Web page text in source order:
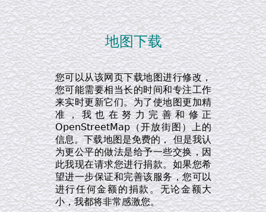
地图下载
您可以从该网页下载地图进行修改，
您可能需要相当长的时间和专注工作
来实时更新它们。为了使地图更加精
准，我也在努力完善和修正
OpenStreetMap（开放街图）上的
信息。下载地图是免费的， 但是我认
为更公平的做法是给予一些交换，因
此我现在请求您进行捐款。如果您希
望进一步保证和完善该服务，您可以
进行任何金额的捐款。无论金额大
小，我都将非常感激您。